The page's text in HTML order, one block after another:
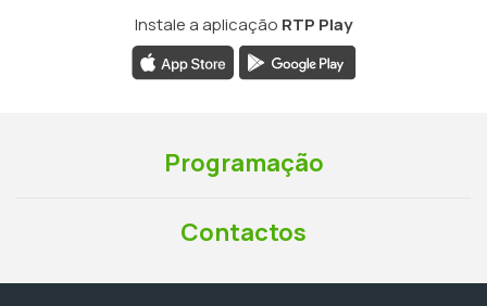
Instale a aplicação RTP Play
Programação
Contactos